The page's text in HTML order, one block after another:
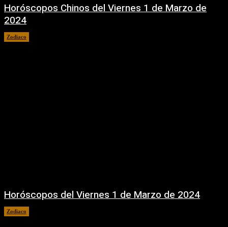
Horóscopos Chinos del Viernes 1 de Marzo de
2024
Zodiaco
Horóscopos del Viernes 1 de Marzo de 2024
Zodiaco